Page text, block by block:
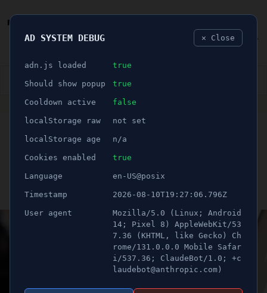
👮🏻‍♂️ BLÅLJUS ÅSIKTER SPORT
ANNONS
DEBATT
"Varför vill inte media vara
med och göra skillnad?"
Publicerad 17 oktober 2022 10:16
Uppdaterad 21 juni 2026 12:36
AD SYSTEM DEBUG ✕ Close
adn.js loaded true
Should show popup true
Cooldown active false
localStorage raw not set
localStorage age n/a
Cookies enabled true
Language en-US@posix
Timestamp 2026-08-10T19:27:06.796Z
User agent
Mozilla/5.0 (Linux; Android
14; Pixel 8) AppleWebKit/53
7.36 (KHTML, like Gecko) Ch
rome/131.0.0.0 Mobile Safar
i/537.36; ClaudeBot/1.0; +c
laudebot@anthropic.com)